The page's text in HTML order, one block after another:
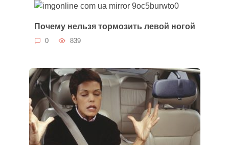
Почему нельзя тормозить левой ногой
0 839